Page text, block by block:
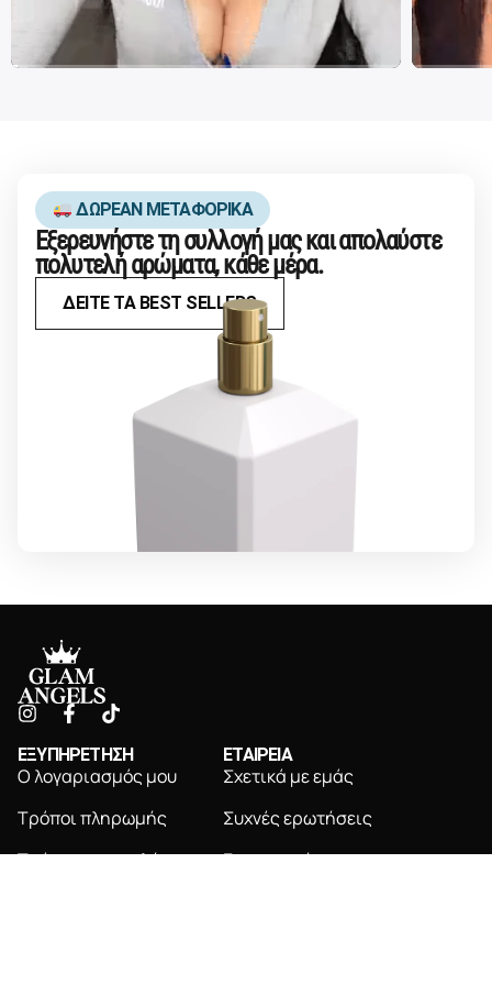
ΔΩΡΕΑΝ ΜΕΤΑΦΟΡΙΚΑ
Εξερευνήστε τη συλλογή μας και απολαύστε
πολυτελή αρώματα, κάθε μέρα.
ΔΕΙΤΕ ΤΑ BEST SELLERS
ΕΞΥΠΗΡΕΤΗΣΗ
Ο λογαριασμός μου
Τρόποι πληρωμής
Τρόποι αποστολής
ΕΤΑΙΡΕΙΑ
Σχετικά με εμάς
Συχνές ερωτήσεις
Επικοινωνία